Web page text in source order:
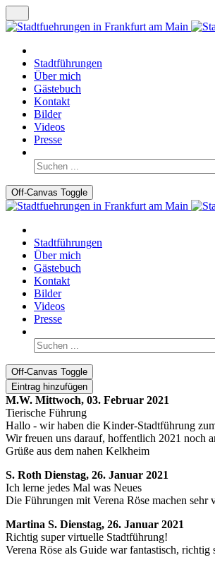
Stadtführungen
Über mich
Gästebuch
Kontakt
Bilder
Videos
Presse
Off-Canvas Toggle
Stadtführungen
Über mich
Gästebuch
Kontakt
Bilder
Videos
Presse
Off-Canvas Toggle
Eintrag hinzufügen
M.W. Mittwoch, 03. Februar 2021
Tierische Führung
Hallo - wir haben die Kinder-Stadtführung
Wir freuen uns darauf, hoffentlich 2021 noch
Grüße aus dem nahen Kelkheim
S. Roth Dienstag, 26. Januar 2021
Ich lerne jedes Mal was Neues
Die Führungen mit Verena Röse machen
Martina S. Dienstag, 26. Januar 2021
Richtig super virtuelle Stadtführung!
Verena Röse als Guide war fantastisch, richtig